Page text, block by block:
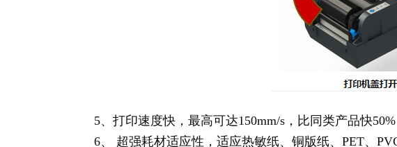
5、打印速度快，最高可达150mm/s，比同类产品快50%
6、 超强耗材适应性，适应热敏纸、铜版纸、PET、